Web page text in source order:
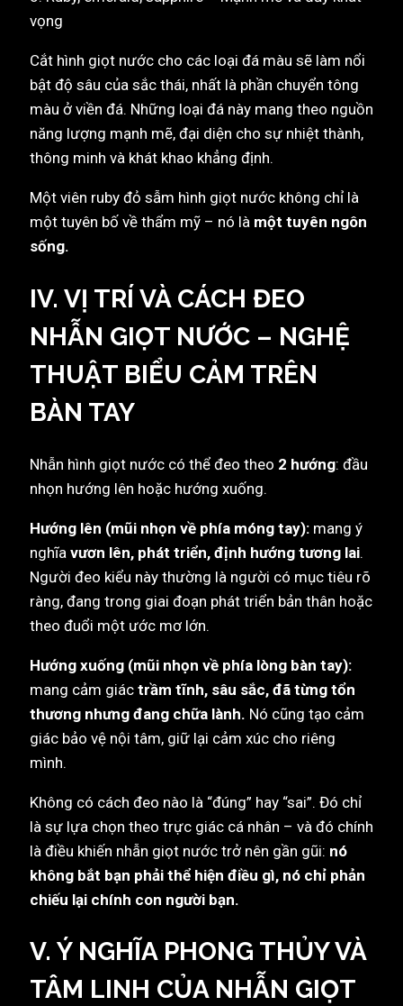
vọng
Cắt hình giọt nước cho các loại đá màu sẽ làm nổi
bật độ sâu của sắc thái, nhất là phần chuyển tông
màu ở viền đá. Những loại đá này mang theo nguồn
năng lượng mạnh mẽ, đại diện cho sự nhiệt thành,
thông minh và khát khao khẳng định.
Một viên ruby đỏ sẫm hình giọt nước không chỉ là
một tuyên bố về thẩm mỹ – nó là một tuyên ngôn
sống.
IV. VỊ TRÍ VÀ CÁCH ĐEO
NHẪN GIỌT NƯỚC – NGHỆ
THUẬT BIỂU CẢM TRÊN
BÀN TAY
Nhẫn hình giọt nước có thể đeo theo 2 hướng: đầu
nhọn hướng lên hoặc hướng xuống.
Hướng lên (mũi nhọn về phía móng tay): mang ý
nghĩa vươn lên, phát triển, định hướng tương lai.
Người đeo kiểu này thường là người có mục tiêu rõ
ràng, đang trong giai đoạn phát triển bản thân hoặc
theo đuổi một ước mơ lớn.
Hướng xuống (mũi nhọn về phía lòng bàn tay):
mang cảm giác trầm tĩnh, sâu sắc, đã từng tổn
thương nhưng đang chữa lành. Nó cũng tạo cảm
giác bảo vệ nội tâm, giữ lại cảm xúc cho riêng
mình.
Không có cách đeo nào là “đúng” hay “sai”. Đó chỉ
là sự lựa chọn theo trực giác cá nhân – và đó chính
là điều khiến nhẫn giọt nước trở nên gần gũi: nó
không bắt bạn phải thể hiện điều gì, nó chỉ phản
chiếu lại chính con người bạn.
V. Ý NGHĨA PHONG THỦY VÀ
TÂM LINH CỦA NHẪN GIỌT